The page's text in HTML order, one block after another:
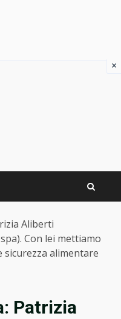
Aliberti
Con lei mettiamo
alimentare
Patrizia
×